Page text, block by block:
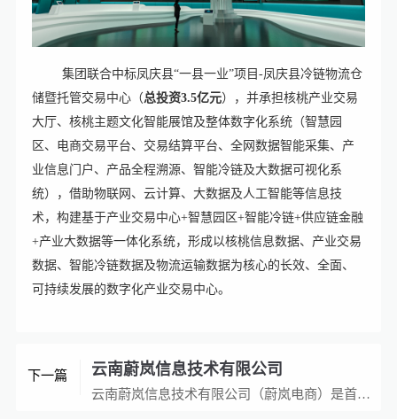
集团联合中标凤庆县“一县一业”项目-凤庆县冷链物流仓
储暨托管交易中心（总投资3.5亿元），并承担核桃产业交易
大厅、核桃主题文化智能展馆及整体数字化系统（智慧园
区、电商交易平台、交易结算平台、全网数据智能采集、产
业信息门户、产品全程溯源、智能冷链及大数据可视化系
统），借助物联网、云计算、大数据及人工智能等信息技
术，构建基于产业交易中心+智慧园区+智能冷链+供应链金融
+产业大数据等一体化系统，形成以核桃信息数据、产业交易
数据、智能冷链数据及物流运输数据为核心的长效、全面、
可持续发展的数字化产业交易中心。
下一篇 云南蔚岚信息技术有限公司
云南蔚岚信息技术有限公司（蔚岚电商）是首批参与国家电子商务进农村综合示范县项目、数字乡村、县域商业建设行动的专业服务商，目前已经服务近20个州（市）、县（区）